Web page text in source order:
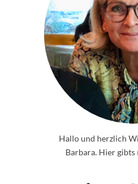
Hallo und herzlich
Barbara. Hier gibts